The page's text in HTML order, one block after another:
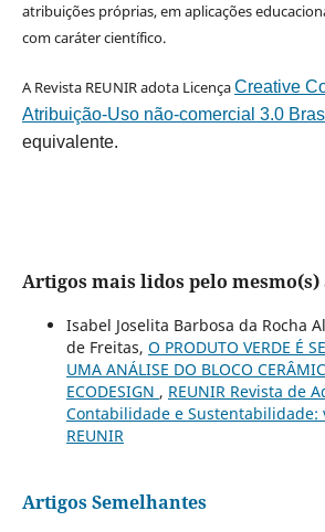
atribuições próprias, em aplicações
com caráter científico.
A Revista REUNIR adota LicençaCreative
Atribuição-Uso não-comercial 3.0
equivalente.
Artigos mais lidos pelo
Isabel Joselita Barbosa da Rocha
de Freitas, O PRODUTO VERDE É
UMA ANÁLISE DO BLOCO
ECODESIGN , REUNIR Revista de
Contabilidade e Sustentabilidade:
REUNIR
Artigos Semelhantes